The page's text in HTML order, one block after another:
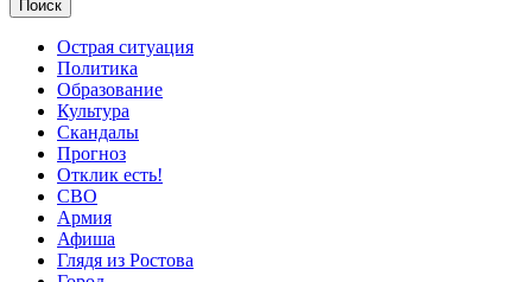
Острая ситуация
Политика
Образование
Культура
Скандалы
Прогноз
Отклик есть!
СВО
Армия
Афиша
Глядя из Ростова